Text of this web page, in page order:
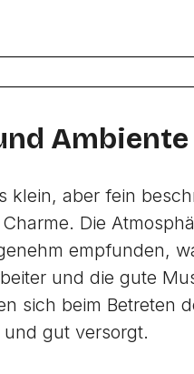
Ambiente
klein, aber fein
Die
empfunden,
und die gute
sich beim Betreten
gut versorgt.